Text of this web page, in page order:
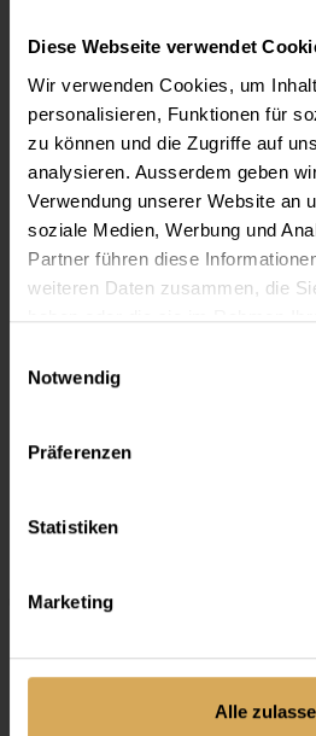
Diese Webseite verwendet
Wir verwenden Cookies, um
personalisieren, Funktionen für
zu können und die Zugriffe auf
analysieren. Ausserdem geben
Verwendung unserer Website an
soziale Medien, Werbung und
Partner führen diese
weiteren Daten zusammen, die
haben oder die sie im Rahmen
Notwendig
Präferenzen
Statistiken
Marketing
Alle
Infos